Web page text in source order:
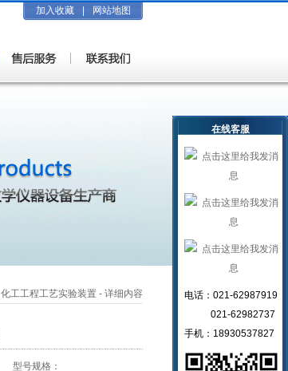
加入收藏 网站地图
化工工程工艺实验装置 - 详细内容
型号规格：
在线客服
电话：021-62987919
021-62982737
手机：18930537827